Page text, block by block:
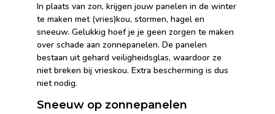
In plaats van zon, krijgen jouw panelen in de winter
te maken met (vries)kou, stormen, hagel en
sneeuw. Gelukkig hoef je je geen zorgen te maken
over schade aan zonnepanelen. De panelen
bestaan uit gehard veiligheidsglas, waardoor ze
niet breken bij vrieskou. Extra bescherming is dus
niet nodig.
Sneeuw op zonnepanelen